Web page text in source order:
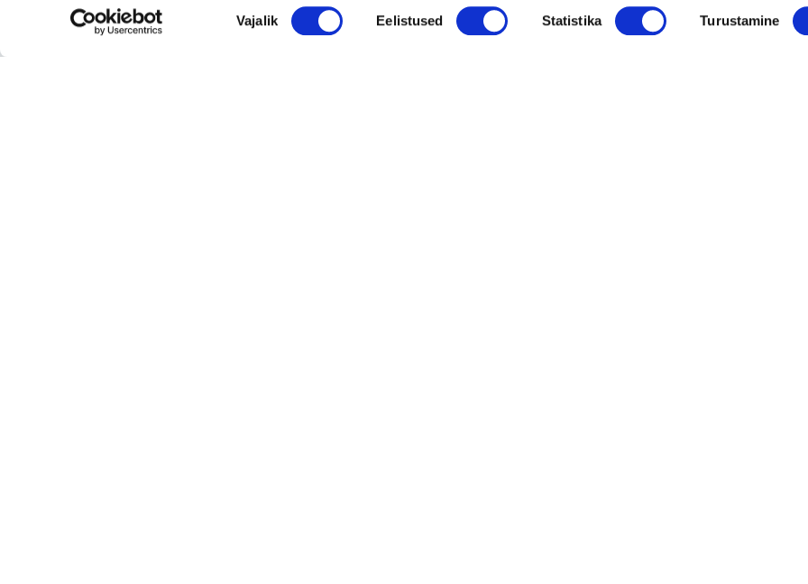
Nõusoleku
valik
Vajalik Eelistused Statistika Turustamine
Pika ajalooga transpordiettevõte, mis pakub täis-
Euroopa patendiga kaitstud uuenduslik ja suure